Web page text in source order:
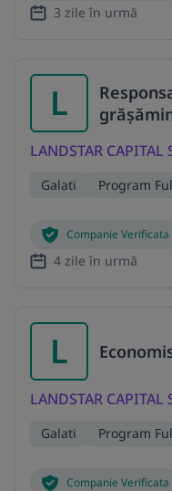
3 zile în urmă
L
LANDSTAR CAPITAL
Galati Program
Companie Verificata
4 zile în urmă
L
LANDSTAR CAPITAL
Galati Program
Companie Verificata